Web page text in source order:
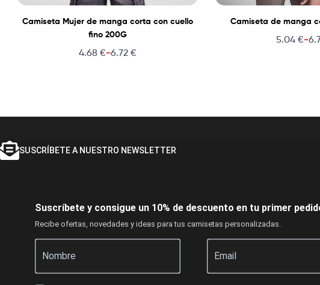
Camiseta Mujer de manga corta con cuello
fino 200G
4.68€-6.72€
Camiseta de manga
5.04€-
SUSCRÍBETE A NUESTRO NEWSLETTER
Suscríbete y consigue un 10% de descuento en tu primer
Recibe ofertas, novedades y ideas para tus camisetas personalizadas.